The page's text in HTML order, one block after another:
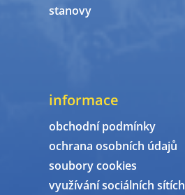
stanovy
informace
obchodní podmínky
ochrana osobních údajů
soubory cookies
využívání sociálních sítích